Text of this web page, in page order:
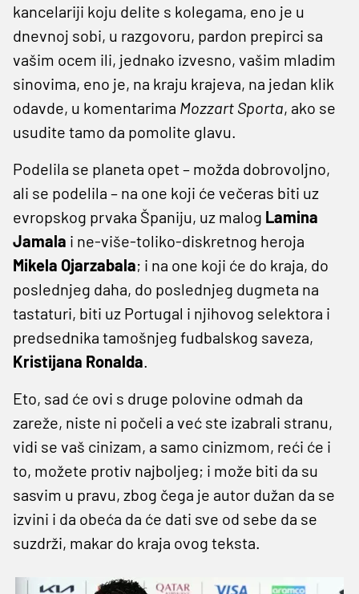
kancelariji koju delite s kolegama, eno je u
dnevnoj sobi, u razgovoru, pardon prepirci sa
vašim ocem ili, jednako izvesno, vašim mladim
sinovima, eno je, na kraju krajeva, na jedan klik
odavde, u komentarima Mozzart Sporta, ako se
usudite tamo da pomolite glavu.
Podelila se planeta opet – možda dobrovoljno,
ali se podelila – na one koji će večeras biti uz
evropskog prvaka Španiju, uz malog Lamina
Jamala i ne-više-toliko-diskretnog heroja
Mikela Ojarzabala; i na one koji će do kraja, do
poslednjeg daha, do poslednjeg dugmeta na
tastaturi, biti uz Portugal i njihovog selektora i
predsednika tamošnjeg fudbalskog saveza,
Kristijana Ronalda.
Eto, sad će ovi s druge polovine odmah da
zareže, niste ni počeli a već ste izabrali stranu,
vidi se vaš cinizam, a samo cinizmom, reći će i
to, možete protiv najboljeg; i može biti da su
sasvim u pravu, zbog čega je autor dužan da se
izvini i da obeća da će dati sve od sebe da se
suzdrži, makar do kraja ovog teksta.